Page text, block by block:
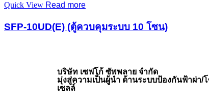
Quick View Read more
SFP-10UD(E) (ตู้ควบคุมระบบ 10 โซน)
บริษัท เซฟโก้ ซัพพลาย จำกัด
มุ่งสู่ความเป็นผู้นำ ด้านระบบป้องกันฟ้าผ่า/
เซลล์